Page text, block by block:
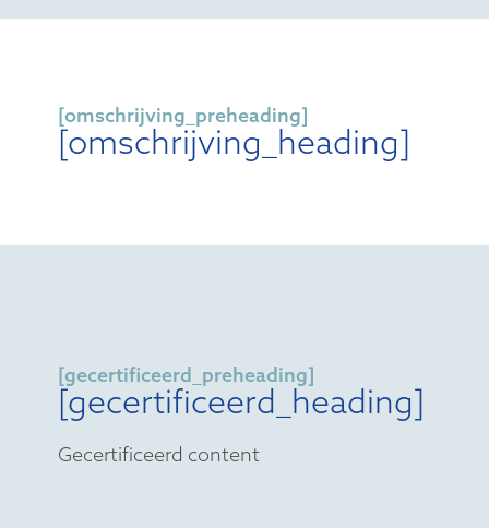
[omschrijving_preheading]
[omschrijving_heading]
[gecertificeerd_preheading]
[gecertificeerd_heading]
Gecertificeerd content